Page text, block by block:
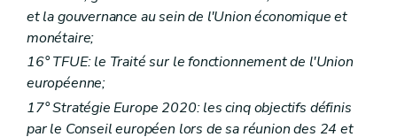
Art.
Chapitre III
Du contrôle administratif et budgétaire
Art.
ChapitreIV
externe et de la certification du compte général
Art.
Art.102/1
Art.103
et la gouvernance au sein de l'Union économique et
monétaire;
16° TFUE: le Traité sur le fonctionnement de l'Union
européenne;
17° Stratégie Europe 2020: les cinq objectifs définis
par le Conseil européen lors de sa réunion des 24 et